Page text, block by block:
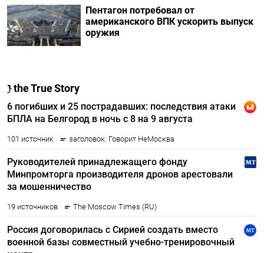
Пентагон потребовал от
американского ВПК ускорить выпуск
оружия